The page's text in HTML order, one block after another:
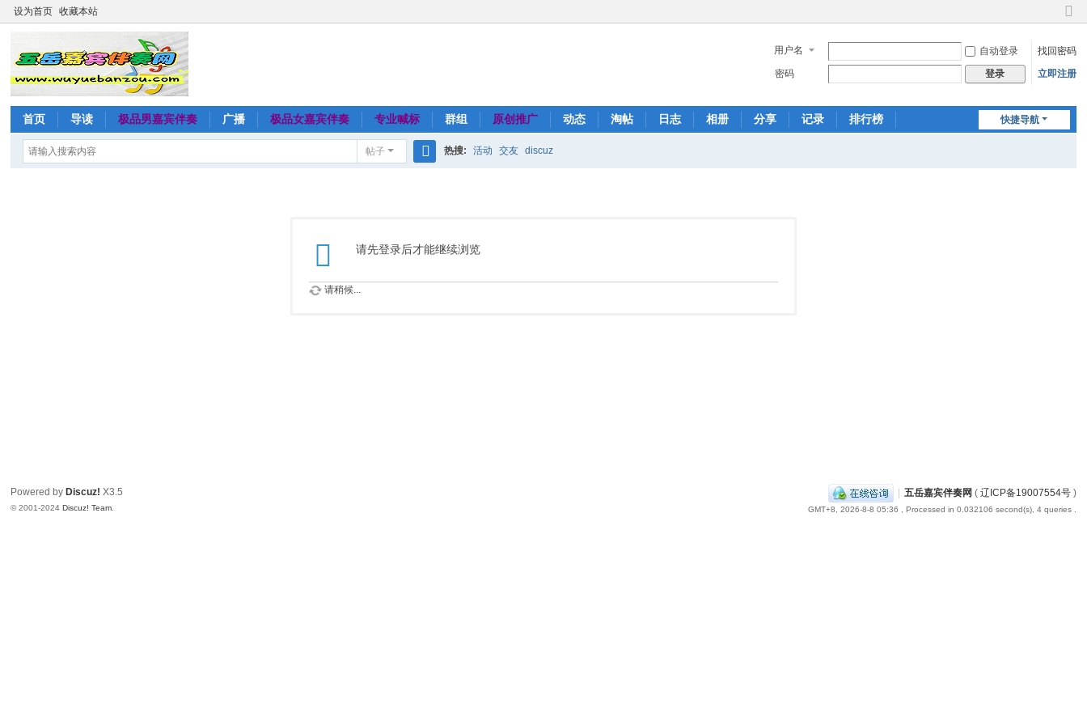
设为首页 收藏本站
切
到
窄
用户名 自动登录
找回密码
密码
登录 立即注册
快捷导航
首页 导读 极品男嘉宾伴奏 广播 极品女嘉宾伴奏 专业喊标 群组 原创推广 动态 淘帖 日志 相册 分享 记录 排行榜
帖子 热搜: 活动 交友 discuz
请先登录后才能继续浏览
请稍候...
| 五岳嘉宾伴奏网 ( 辽ICP备19007554号)
GMT+8, 2026-8-8 05:36 , Processed in 0.032106 second(s), 4 queries .
Powered by Discuz! X3.5
© 2001-2024Discuz! Team